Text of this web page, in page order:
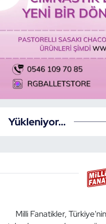
Yükleniyor...
Milli Fanatikler,